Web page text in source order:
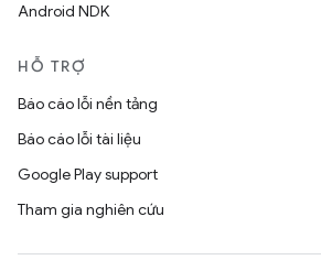
Android NDK
HỖ TRỢ
Báo cáo lỗi nền tảng
Báo cáo lỗi tài liệu
Google Play support
Tham gia nghiên cứu